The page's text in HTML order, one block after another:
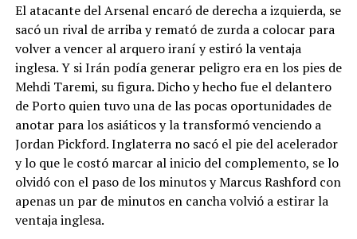
El atacante del Arsenal encaró de derecha a izquierda, se
sacó un rival de arriba y remató de zurda a colocar para
volver a vencer al arquero iraní y estiró la ventaja
inglesa. Y si Irán podía generar peligro era en los pies de
Mehdi Taremi, su figura. Dicho y hecho fue el delantero
de Porto quien tuvo una de las pocas oportunidades de
anotar para los asiáticos y la transformó venciendo a
Jordan Pickford. Inglaterra no sacó el pie del acelerador
y lo que le costó marcar al inicio del complemento, se lo
olvidó con el paso de los minutos y Marcus Rashford con
apenas un par de minutos en cancha volvió a estirar la
ventaja inglesa.